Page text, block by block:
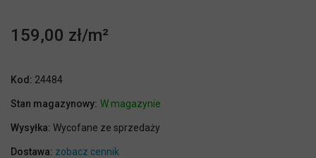
159,00 zł
Kod: 24484
Stan magazynowy: W magazynie
Wysyłka: Wycofane ze sprzedaży
Dostawa: zobacz cennik